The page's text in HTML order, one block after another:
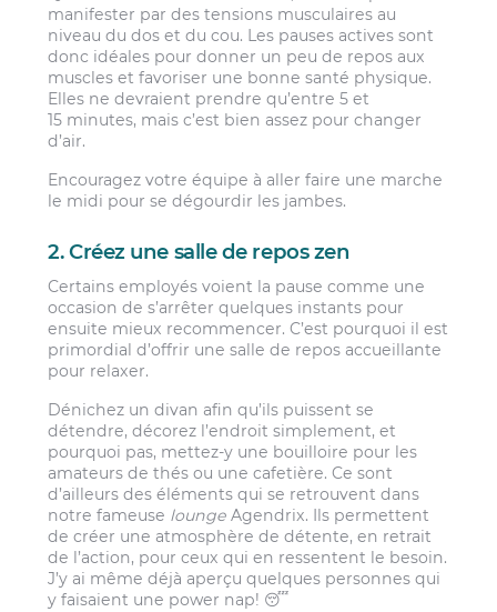
manifester par des tensions musculaires au
niveau du dos et du cou. Les pauses actives sont
donc idéales pour donner un peu de repos aux
muscles et favoriser une bonne santé physique.
Elles ne devraient prendre qu’entre 5 et
15 minutes, mais c’est bien assez pour changer
d’air.
Encouragez votre équipe à aller faire une marche
le midi pour se dégourdir les jambes.
2. Créez une salle de repos zen
Certains employés voient la pause comme une
occasion de s’arrêter quelques instants pour
ensuite mieux recommencer. C’est pourquoi il est
primordial d’offrir une salle de repos accueillante
pour relaxer.
Dénichez un divan afin qu’ils puissent se
détendre, décorez l’endroit simplement, et
pourquoi pas, mettez-y une bouilloire pour les
amateurs de thés ou une cafetière. Ce sont
d’ailleurs des éléments qui se retrouvent dans
notre fameuse lounge Agendrix. Ils permettent
de créer une atmosphère de détente, en retrait
de l’action, pour ceux qui en ressentent le besoin.
J’y ai même déjà aperçu quelques personnes qui
y faisaient une power nap! 😴